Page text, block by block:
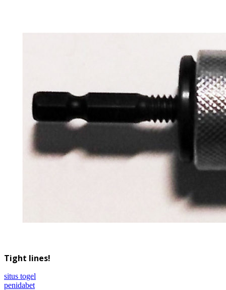
Tight lines!
situs togel
penidabet